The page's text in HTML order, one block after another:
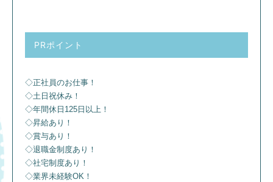
PRポイント
◇正社員のお仕事！
◇土日祝休み！
◇年間休日125日以上！
◇昇給あり！
◇賞与あり！
◇退職金制度あり！
◇社宅制度あり！
◇業界未経験OK！